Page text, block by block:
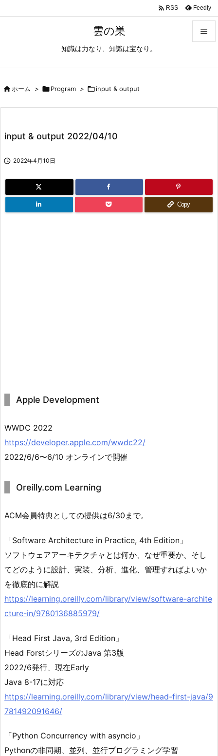
雲の巣
知識は力なり、知識は宝なり。

 RSS Feedly
ホーム > Program > input & output
input & output 2022/04/10
 2022年4月10日
Copy
Apple Development
WWDC 2022
https://developer.apple.com/wwdc22/
2022/6/6〜6/10 オンラインで開催
Oreilly.com Learning
ACM会員特典としての提供は6/30まで。
「Software Architecture in Practice, 4th Edition」
ソフトウェアアーキテクチャとは何か、なぜ重要か、そし
てどのように設計、実装、分析、進化、管理すればよいか
を徹底的に解説
https://learning.oreilly.com/library/view/software-archite
cture-in/9780136885979/
「Head First Java, 3rd Edition」
Head ForstシリーズのJava 第3版
2022/6発行、現在Early
Java 8-17に対応
https://learning.oreilly.com/library/view/head-first-java/9
781492091646/
「Python Concurrency with asyncio」
Pythonの非同期、並列、並行プログラミング学習